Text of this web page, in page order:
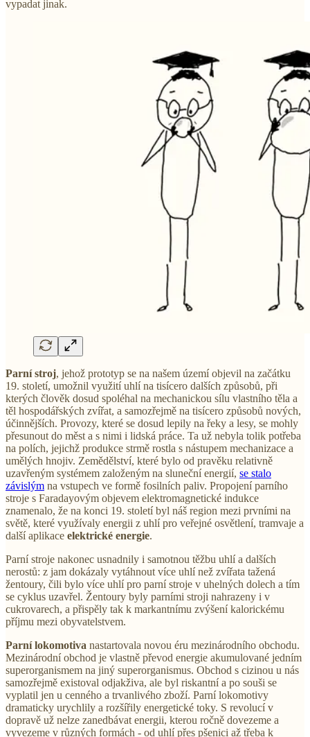
vypadat jinak.
Parní stroj, jehož prototyp se na našem území objevil na začátku
19. století, umožnil využití uhlí na tisícero dalších způsobů, při
kterých člověk dosud spoléhal na mechanickou sílu vlastního těla a
těl hospodářských zvířat, a samozřejmě na tisícero způsobů nových,
účinnějších. Provozy, které se dosud lepily na řeky a lesy, se mohly
přesunout do měst a s nimi i lidská práce. Ta už nebyla tolik potřeba
na polích, jejichž produkce strmě rostla s nástupem mechanizace a
umělých hnojiv. Zemědělství, které bylo od pravěku relativně
uzavřeným systémem založeným na sluneční energií, se stalo
závislým na vstupech ve formě fosilních paliv. Propojení parního
stroje s Faradayovým objevem elektromagnetické indukce
znamenalo, že na konci 19. století byl náš region mezi prvními na
světě, které využívaly energii z uhlí pro veřejné osvětlení, tramvaje a
další aplikace elektrické energie.
Parní stroje nakonec usnadnily i samotnou těžbu uhlí a dalších
nerostů: z jam dokázaly vytáhnout více uhlí než zvířata tažená
žentoury, čili bylo více uhlí pro parní stroje v uhelných dolech a tím
se cyklus uzavřel. Žentoury byly parními stroji nahrazeny i v
cukrovarech, a přispěly tak k markantnímu zvýšení kalorickému
příjmu mezi obyvatelstvem.
Parní lokomotiva nastartovala novou éru mezinárodního obchodu.
Mezinárodní obchod je vlastně převod energie akumulované jedním
superorganismem na jiný superorganismus. Obchod s cizinou u nás
samozřejmě existoval odjakživa, ale byl riskantní a po souši se
vyplatil jen u cenného a trvanlivého zboží. Parní lokomotivy
dramaticky urychlily a rozšířily energetické toky. S revolucí v
dopravě už nelze zanedbávat energii, kterou ročně dovezeme a
vyvezeme v různých formách - od uhlí přes pšenici až třeba k